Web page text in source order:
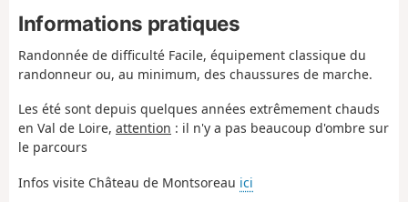
Informations pratiques
Randonnée de difficulté Facile, équipement classique du
randonneur ou, au minimum, des chaussures de marche.
Les été sont depuis quelques années extrêmement chauds
en Val de Loire, attention : il n'y a pas beaucoup d'ombre sur
le parcours
Infos visite Château de Montsoreau ici